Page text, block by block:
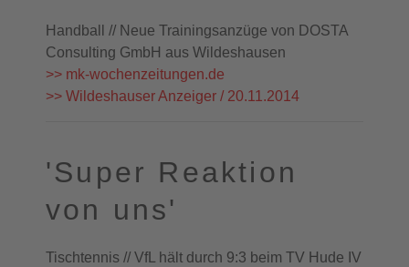
Handball // Neue Trainingsanzüge von DOSTA
Consulting GmbH aus Wildeshausen
>> mk-wochenzeitungen.de
>> Wildeshauser Anzeiger / 20.11.2014
'Super Reaktion
von uns'
Tischtennis // VfL hält durch 9:3 beim TV Hude IV